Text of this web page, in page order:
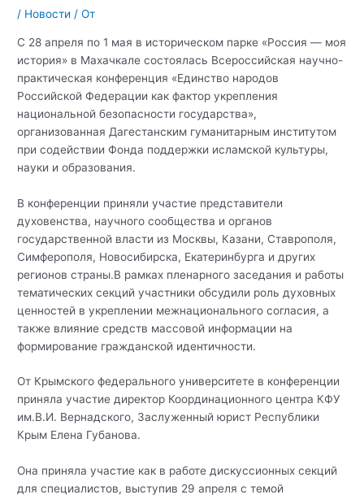
/ Новости / От
С 28 апреля по 1 мая в историческом парке «Россия — моя
история» в Махачкале состоялась Всероссийская научно-
практическая конференция «Единство народов
Российской Федерации как фактор укрепления
национальной безопасности государства»,
организованная Дагестанским гуманитарным институтом
при содействии Фонда поддержки исламской культуры,
науки и образования.
В конференции приняли участие представители
духовенства, научного сообщества и органов
государственной власти из Москвы, Казани, Ставрополя,
Симферополя, Новосибирска, Екатеринбурга и других
регионов страны.В рамках пленарного заседания и работы
тематических секций участники обсудили роль духовных
ценностей в укреплении межнационального согласия, а
также влияние средств массовой информации на
формирование гражданской идентичности.
От Крымского федерального университете в конференции
приняла участие директор Координационного центра КФУ
им.В.И. Вернадского, Заслуженный юрист Республики
Крым Елена Губанова.
Она приняла участие как в работе дискуссионных секций
для специалистов, выступив 29 апреля с темой